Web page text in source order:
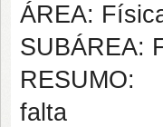
ÁREA:
SUBÁREA:
RESUMO:
falta